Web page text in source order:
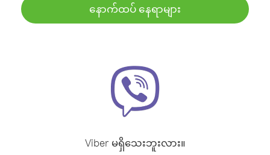
နောက်ထပ် နေရာများ
Viber မရှိသေးဘူးလား။